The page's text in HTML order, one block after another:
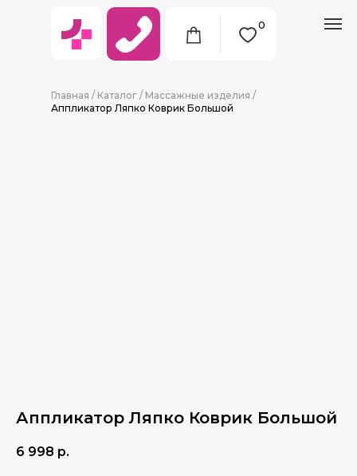
0
Главная / Каталог / Массажные изделия /
Аппликатор Ляпко Коврик Большой
Аппликатор Ляпко Коврик Большой
6 998 р.